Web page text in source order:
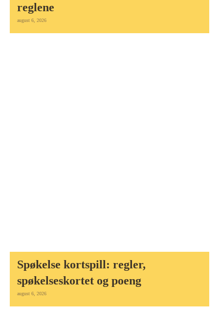
reglene
august 6, 2026
Spøkelse kortspill: regler,
spøkelseskortet og poeng
august 6, 2026